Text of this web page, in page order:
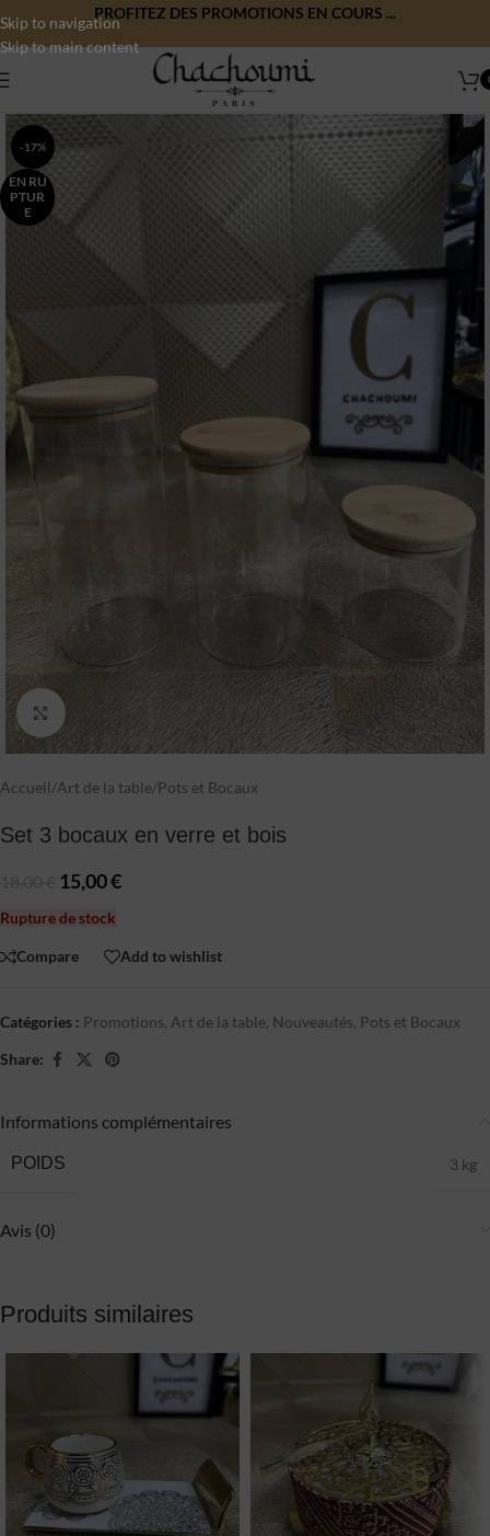
Skip to navigation
Skip to main content
PROFITEZ DES PROMOTIONS EN COURS ...
-17%
EN RU
PTUR
E
Click to enlarge
Accueil/Art de la table/Pots et Bocaux
Set 3 bocaux en verre et bois
15,00€
Rupture de stock
Compare Add to wishlist
Catégories : Promotions, Art de la table, Nouveautés, Pots et Bocaux
Share:
Informations complémentaires
POIDS 3 kg
Avis (0)
Produits similaires